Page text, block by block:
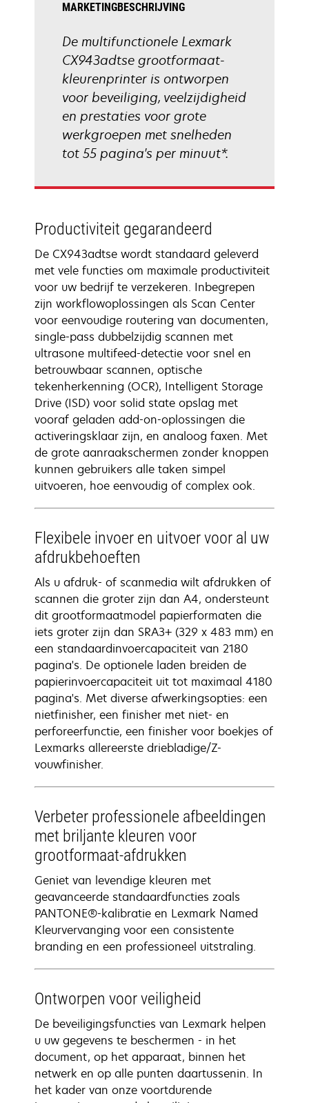
MARKETINGBESCHRIJVING
De multifunctionele Lexmark
CX943adtse grootformaat-
kleurenprinter is ontworpen
voor beveiliging, veelzijdigheid
en prestaties voor grote
werkgroepen met snelheden
tot 55 pagina's per minuut*.
Productiviteit gegarandeerd
De CX943adtse wordt standaard geleverd
met vele functies om maximale productiviteit
voor uw bedrijf te verzekeren. Inbegrepen
zijn workflowoplossingen als Scan Center
voor eenvoudige routering van documenten,
single-pass dubbelzijdig scannen met
ultrasone multifeed-detectie voor snel en
betrouwbaar scannen, optische
tekenherkenning (OCR), Intelligent Storage
Drive (ISD) voor solid state opslag met
vooraf geladen add-on-oplossingen die
activeringsklaar zijn, en analoog faxen. Met
de grote aanraakschermen zonder knoppen
kunnen gebruikers alle taken simpel
uitvoeren, hoe eenvoudig of complex ook.
Flexibele invoer en uitvoer voor al uw
afdrukbehoeften
Als u afdruk- of scanmedia wilt afdrukken of
scannen die groter zijn dan A4, ondersteunt
dit grootformaatmodel papierformaten die
iets groter zijn dan SRA3+ (329 x 483 mm) en
een standaardinvoercapaciteit van 2180
pagina's. De optionele laden breiden de
papierinvoercapaciteit uit tot maximaal 4180
pagina's. Met diverse afwerkingsopties: een
nietfinisher, een finisher met niet- en
perforeerfunctie, een finisher voor boekjes of
Lexmarks allereerste driebladige/Z-
vouwfinisher.
Verbeter professionele afbeeldingen
met briljante kleuren voor
grootformaat-afdrukken
Geniet van levendige kleuren met
geavanceerde standaardfuncties zoals
PANTONE®-kalibratie en Lexmark Named
Kleurvervanging voor een consistente
branding en een professioneel uitstraling.
Ontworpen voor veiligheid
De beveiligingsfuncties van Lexmark helpen
u uw gegevens te beschermen - in het
document, op het apparaat, binnen het
netwerk en op alle punten daartussenin. In
het kader van onze voortdurende